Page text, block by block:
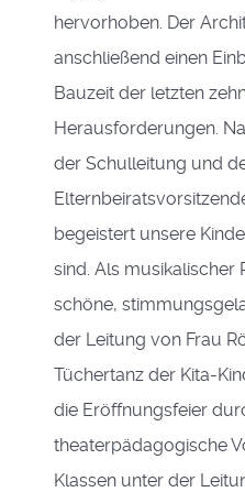
hervorhoben. Der
anschließend einen
Bauzeit der letzten
Herausforderungen.
der Schulleitung und
begeistert unsere
sind. Als musikalischer
schöne,
der Leitung von Frau
Tüchertanz der Kita-
die Eröffnungsfeier
theaterpädagogische
Klassen unter der